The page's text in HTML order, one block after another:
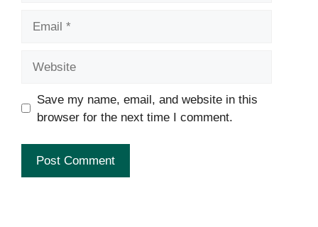
Save my name, email, and website in this
browser for the next time I comment.